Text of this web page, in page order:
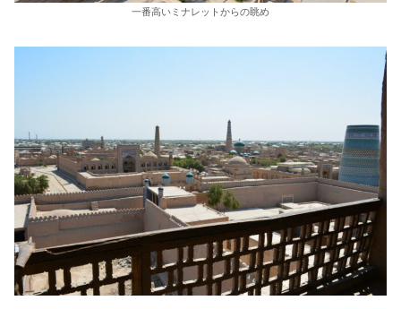
一番高いミナレットからの眺め